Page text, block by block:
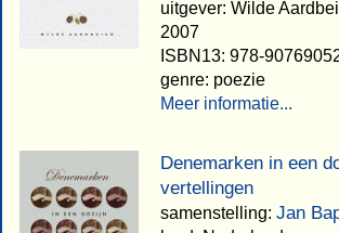
uitgever: Wilde
2007
ISBN13: 978-
genre: poezie
Meer informatie...
Denemarken in een
vertellingen
samenstelling: Jan